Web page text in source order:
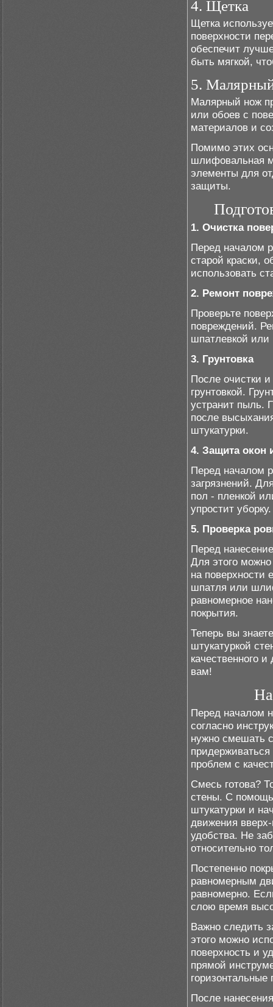
4. Щетка
Щетка
поверхности
обеспечит
быть мягкой,
5.
Малярный нож
или обоев с
материалов и
Помимо этих
шлифовальная
элементы для
защиты.
1. Очистка
Перед началом
старой краски,
использовать
2. Ремонт
Проверьте
повреждений.
шпатлевкой или
3. Грунтовка
После очистки
грунтовкой.
устранит пыль.
после
штукатурки.
4. Защита окон
Перед началом
загрязнений.
пол - пленкой
упростит уборку.
5. Проверка
Перед
Для этого
на поверхности
шпатля или
равномерное
покрытия.
Теперь вы
штукатуркой
качественного
вам!
Перед началом
согласно
нужно смешать
проблем с
Смесь готова?
стены. С
штукатурки и
движения
удобства. Не
относительно
Постепенно
равномерным
равномерно.
слою время
Важно следить
этого можно
поверхность и
прямой
горизонтальные
После